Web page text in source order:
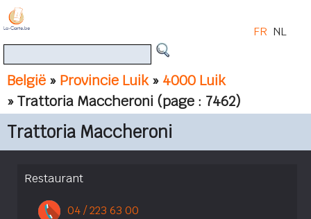
België » Provincie Luik» 4000 Luik
» Trattoria Maccheroni (page : 7462)
FR NL
Trattoria Maccheroni
Restaurant
04 / 223 63 00